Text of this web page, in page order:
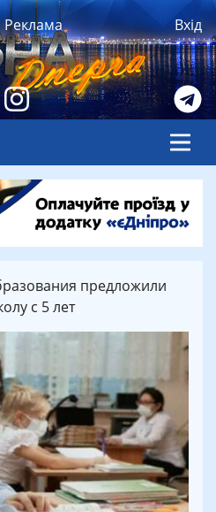
Реклама Вхід
предложили
с 5 лет